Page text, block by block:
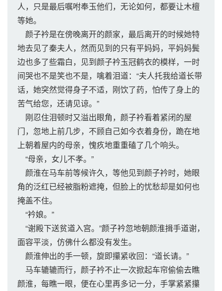
人，只是最后嘱咐奉玉他们，无论如何，都要让木檀
等她。
颜子衿是在傍晚离开的颜家，最后离开的时候她特
地去见了秦夫人，然而见到的只有平妈妈，平妈妈鬓
边也多了些霜白，见到颜子衿玉冠鹤衣的模样，一时
间哭也不是笑也不是，噙着泪道：“夫人托我给道长带
话，她突然觉得身子不适，刚饮了药，怕传了身上的
苦气给您，还请见谅。”
刚忍住泪顿时又溢出眼角，颜子衿看着紧闭的屋
门，忽地上前几步，不顾自己如今衣着身份，跪在地
上朝着屋内的母亲，愧疚地重重磕了几个响头。
“母亲，女儿不孝。”
颜淮在马车前等候许久，等他见到颜子衿时，她眼
角的泛红已经被脂粉遮掩，但脸上的忧愁却是如何也
掩盖不住。
“衿娘。”
“谢殿下送贫道入宫。”颜子衿忽地朝颜淮揖手道谢，
面容平淡，仿佛什么都没有发生。
颜淮伸出的手一顿，旋即攥紧收回：“道长请。”
马车辘辘而行，颜子衿不止一次掀起车帘偷偷去瞧
颜淮，每瞧一眼，便在心里再多记一分，手掌紧紧攥